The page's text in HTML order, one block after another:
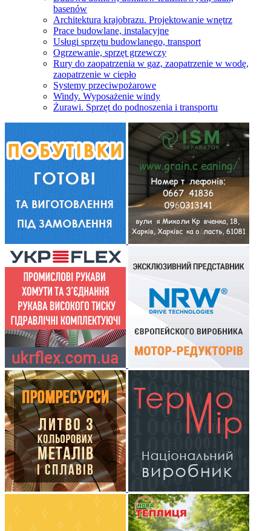
basenów
Architektura krajobrazu. Projektowanie wnętrz
Prace budowlane, instalacyjne
Usługi sprzętu budowlanego, transport
Ogrzewanie, sprzęt grzewczy
Rury do zaopatrzenia w gaz, zaopatrzenie w wodę,
zaopatrzenie w ciepło
Systemy przeciwpożarowe
Windy. Wyposażenie windy
Żurawi. Sprzęt do podnoszenia i transportu